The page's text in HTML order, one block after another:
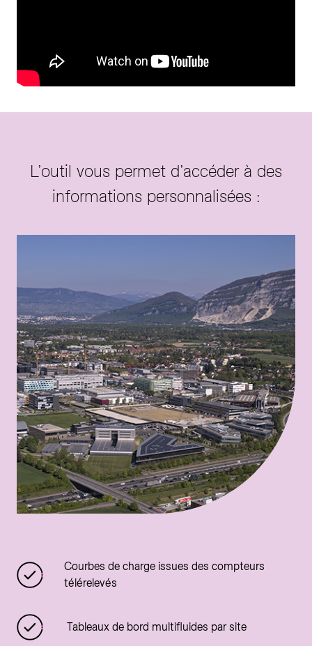
L’outil vous permet d’accéder à des
informations personnalisées :
Courbes de charge issues des compteurs
télérelevés
Tableaux de bord multifluides par site